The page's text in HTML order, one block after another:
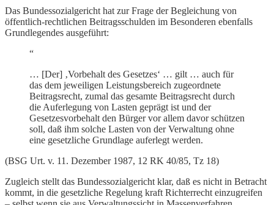
Das Bundessozialgericht hat zur Frage der Begleichung von
öffentlich-rechtlichen Beitragsschulden im Besonderen ebenfalls
Grundlegendes ausgeführt:
“
… [Der] ‚Vorbehalt des Gesetzes‘ … gilt … auch für
das dem jeweiligen Leistungsbereich zugeordnete
Beitragsrecht, zumal das gesamte Beitragsrecht durch
die Auferlegung von Lasten geprägt ist und der
Gesetzesvorbehalt den Bürger vor allem davor schützen
soll, daß ihm solche Lasten von der Verwaltung ohne
eine gesetzliche Grundlage auferlegt werden.
(BSG Urt. v. 11. Dezember 1987, 12 RK 40/85, Tz 18)
Zugleich stellt das Bundessozialgericht klar, daß es nicht in Betracht
kommt, in die gesetzliche Regelung kraft Richterrecht einzugreifen